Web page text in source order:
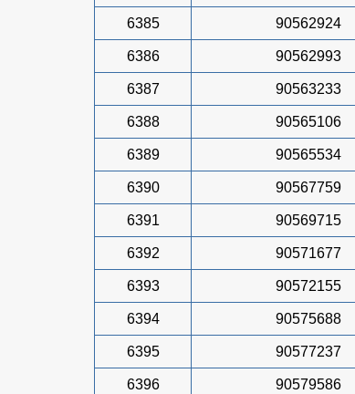
6385 90562924
6386 90562993
6387 90563233
6388 90565106
6389 90565534
6390 90567759
6391 90569715
6392 90571677
6393 90572155
6394 90575688
6395 90577237
6396 90579586